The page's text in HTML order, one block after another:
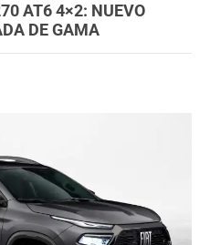
AT6 4×2: NUEVO
DE GAMA